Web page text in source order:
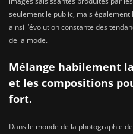
seulement le public, mais
ainsi l’évolution constante des
de la mode.
Mélange habilement
et les compositions
fort.
Dans le monde de la photographie